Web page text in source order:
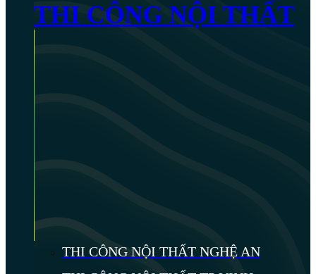
THI CÔNG NỘI THẤT
THI CÔNG NỘI THẤT NGHỆ AN